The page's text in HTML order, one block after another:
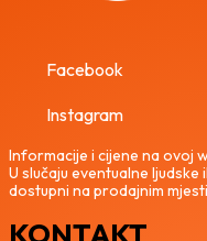
Facebook
Instagram
Informacije i cijene na ovoj
U slučaju eventualne
dostupni na prodajnim